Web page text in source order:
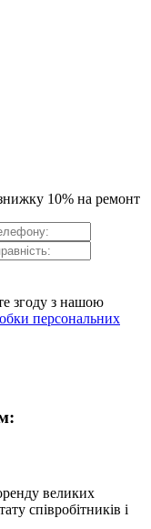
10% на ремонт
згоду з нашою
персональних
великих
співробітників і